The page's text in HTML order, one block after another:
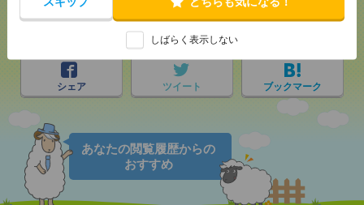
しばらく表示しない
で送る
シェア ツイート ブックマーク
あなたの閲覧履歴からの
おすすめ